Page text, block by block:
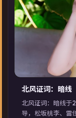
北风证词：暗线
北风证词：暗线于
导，松坂桃李、雷